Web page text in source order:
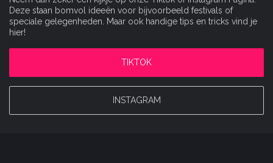
Deze staan bomvol ideeën voor bijvoorbeeld festivals of
speciale gelegenheden. Maar ook handige tips en tricks vind je
hier!
TIKTOK
INSTAGRAM